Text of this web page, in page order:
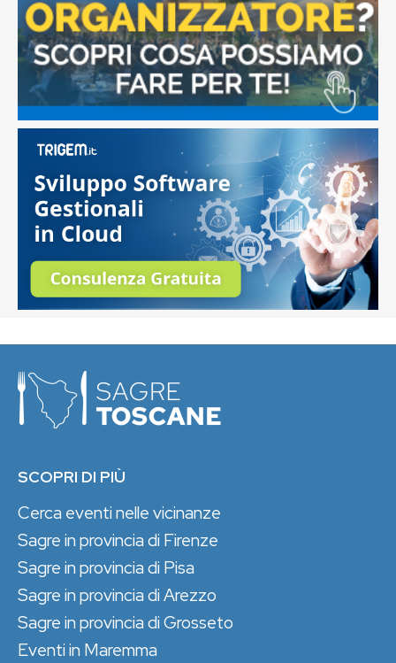
SCOPRI DI PIÙ
Cerca eventi nelle vicinanze
Sagre in provincia di Firenze
Sagre in provincia di Pisa
Sagre in provincia di Arezzo
Sagre in provincia di Grosseto
Eventi in Maremma